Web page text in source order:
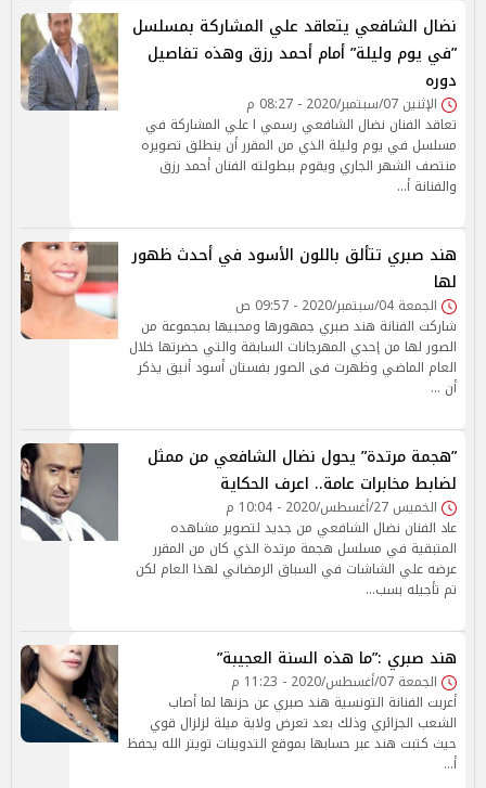
نضال الشافعي يتعاقد علي المشاركة بمسلسل
”في يوم وليلة” أمام أحمد رزق وهذه تفاصيل
دوره
الإثنين 07/سبتمبر/2020 - 08:27 م
تعاقد الفنان نضال الشافعي رسمي ا علي المشاركة في
مسلسل في يوم وليلة الذي من المقرر أن ينطلق تصويره
منتصف الشهر الجاري ويقوم ببطولته الفنان أحمد رزق
والفنانة أ…
هند صبري تتألق باللون الأسود في أحدث ظهور
لها
الجمعة 04/سبتمبر/2020 - 09:57 ص
شاركت الفنانة هند صبري جمهورها ومحبيها بمجموعة من
الصور لها من إحدي المهرجانات السابقة والتي حضرتها خلال
العام الماضي وظهرت فى الصور بفستان أسود أنيق يذكر
أن …
”هجمة مرتدة” يحول نضال الشافعي من ممثل
لضابط مخابرات عامة.. اعرف الحكاية
الخميس 27/أغسطس/2020 - 10:04 م
عاد الفنان نضال الشافعي من جديد لتصوير مشاهده
المتبقية في مسلسل هجمة مرتدة الذي كان من المقرر
عرضه علي الشاشات في السباق الرمضاني لهذا العام لكن
تم تأجيله بسب…
هند صبري :”ما هذه السنة العجيبة”
الجمعة 07/أغسطس/2020 - 11:23 م
أعربت الفنانة التونسية هند صبري عن حزنها لما أصاب
الشعب الجزائري وذلك بعد تعرض ولاية ميلة لزلزال قوي
حيث كتبت هند عبر حسابها بموقع التدوينات تويتر الله يحفظ
أ…